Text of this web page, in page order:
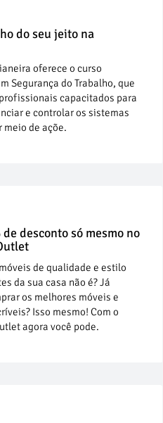
do seu jeito na
oferece o curso
Segurança do Trabalho, que
capacitados para
e controlar os sistemas
meio de açõe.
desconto só mesmo no
de qualidade e estilo
da sua casa não é? Já
os melhores móveis e
Isso mesmo! Com o
agora você pode.